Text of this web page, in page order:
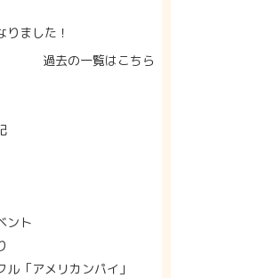
りました！
過去の一覧はこちら
ント
ル「アメリカンパイ」